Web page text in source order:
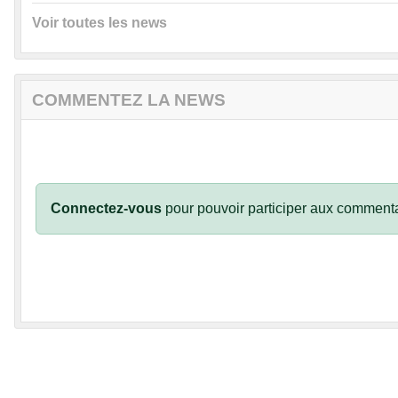
Voir toutes les news
COMMENTEZ LA NEWS
Connectez-vous pour pouvoir participer aux